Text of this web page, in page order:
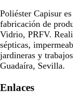
Poliéster Capisur
fabricación de
Vidrio, PRFV.
sépticas,
jardineras y
Guadaíra, Sevilla.
Enlaces